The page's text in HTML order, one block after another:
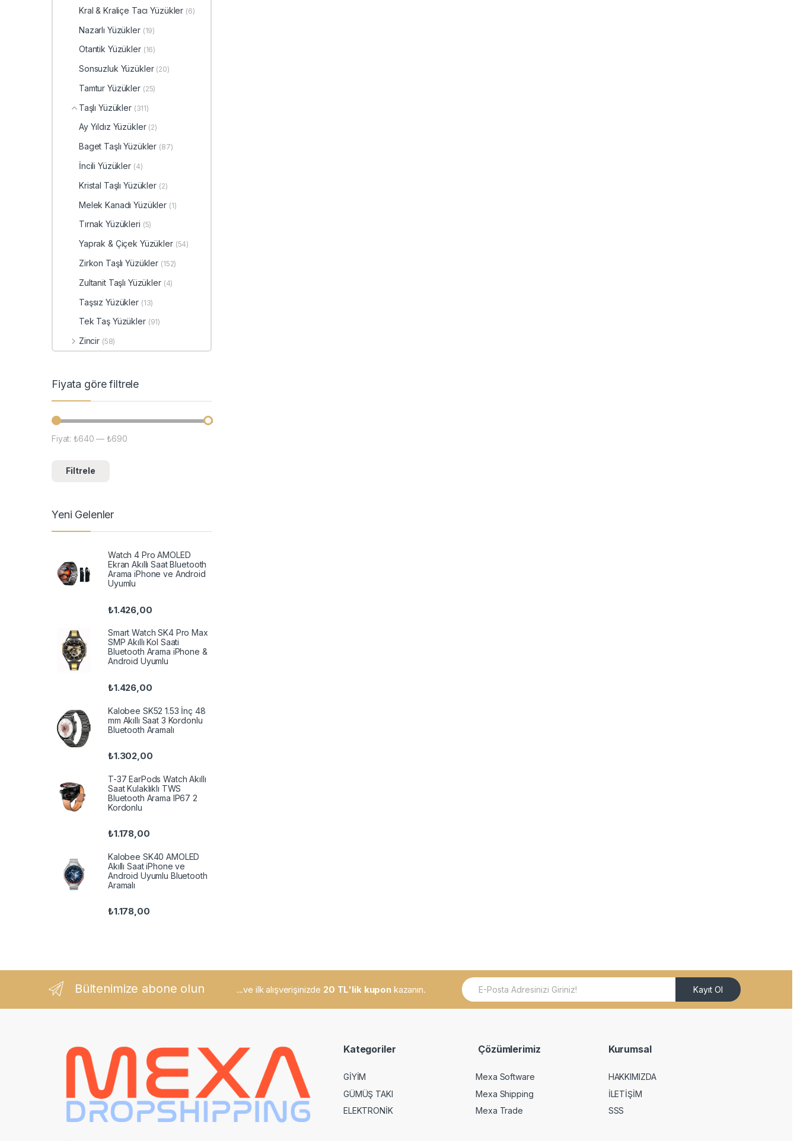
Kral & Kraliçe Tacı Yüzükler (6)
Nazarlı Yüzükler (19)
Otantik Yüzükler (16)
Sonsuzluk Yüzükler (20)
Tamtur Yüzükler (25)
Taşlı Yüzükler (311)
Ay Yıldız Yüzükler (2)
Baget Taşlı Yüzükler (87)
İncili Yüzükler (4)
Kristal Taşlı Yüzükler (2)
Melek Kanadı Yüzükler (1)
Tırnak Yüzükleri (5)
Yaprak & Çiçek Yüzükler (54)
Zirkon Taşlı Yüzükler (152)
Zultanit Taşlı Yüzükler (4)
Taşsız Yüzükler (13)
Tek Taş Yüzükler (91)
Zincir (58)
Fiyata göre filtrele
En düşük fiyat
En yüksek fiyat
Filtrele
Fiyat:₺640 —₺690
Yeni Gelenler
Watch 4 Pro AMOLED
Ekran Akıllı Saat Bluetooth
Arama iPhone ve Android
Uyumlu
₺1.426,00
Smart Watch SK4 Pro Max
SMP Akıllı Kol Saati
Bluetooth Arama iPhone &
Android Uyumlu
₺1.426,00
Kalobee SK52 1.53 İnç 48
mm Akıllı Saat 3 Kordonlu
Bluetooth Aramalı
₺1.302,00
T-37 EarPods Watch Akıllı
Saat Kulaklıklı TWS
Bluetooth Arama IP67 2
Kordonlu
₺1.178,00
Kalobee SK40 AMOLED
Akıllı Saat iPhone ve
Android Uyumlu Bluetooth
Aramalı
₺1.178,00
Bültenimize abone olun ...ve ilk alışverişinizde 20 TL'lik kuponkazanın.
E
m
Kayıt Ol
Kategoriler
GİYİM
GÜMÜŞ TAKI
ELEKTRONİK
Çözümlerimiz
Mexa Software
Mexa Shipping
Mexa Trade
Kurumsal
HAKKIMIZDA
İLETİŞİM
SSS